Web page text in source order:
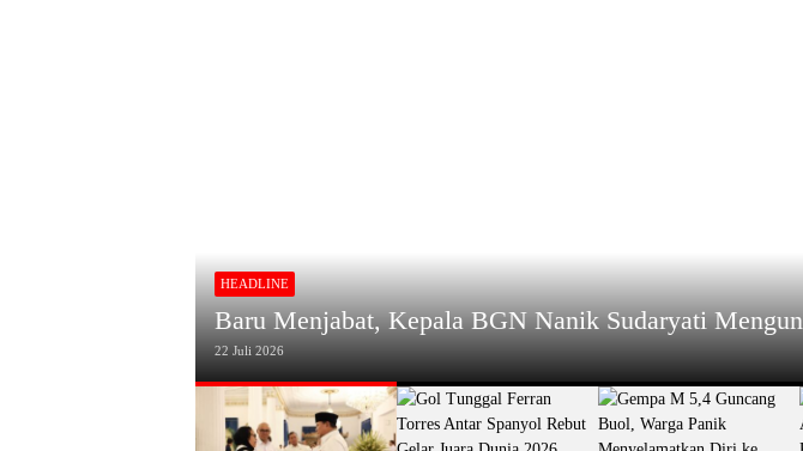
Gol Tunggal Ferran Torres Antar Spanyol Rebut Gelar
2026, Argentina Gigit Jari
20 Juli 2026